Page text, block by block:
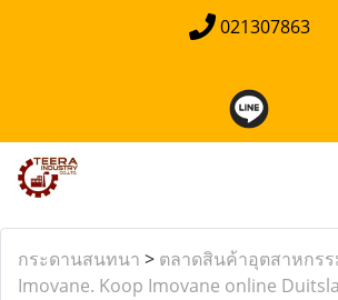
021307863
กระดานสนทนา > ตลาดสินค้าอุตสาหกร
Imovane. Koop Imovane online